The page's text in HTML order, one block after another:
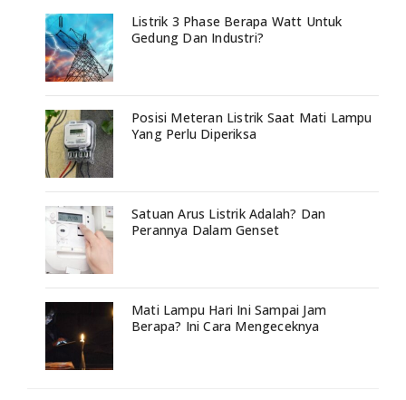
Listrik 3 Phase Berapa Watt Untuk
Gedung Dan Industri?
Posisi Meteran Listrik Saat Mati Lampu
Yang Perlu Diperiksa
Satuan Arus Listrik Adalah? Dan
Perannya Dalam Genset
Mati Lampu Hari Ini Sampai Jam
Berapa? Ini Cara Mengeceknya